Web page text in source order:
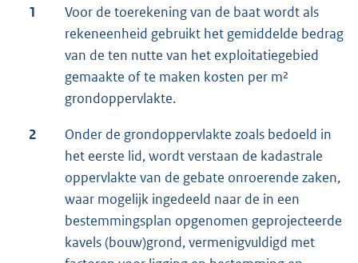
1
Voor de toerekening van de baat wordt als
rekeneenheid gebruikt het gemiddelde bedrag
van de ten nutte van het exploitatiegebied
gemaakte of te maken kosten per m²
grondoppervlakte.
2
Onder de grondoppervlakte zoals bedoeld in
het eerste lid, wordt verstaan de kadastrale
oppervlakte van de gebate onroerende zaken,
waar mogelijk ingedeeld naar de in een
bestemmingsplan opgenomen geprojecteerde
kavels (bouw)grond, vermenigvuldigd met